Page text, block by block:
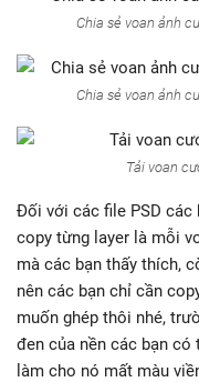
Chia sẻ voan ảnh
Chia sẻ voan ảnh
Tải voan
Đối với các file PSD các
copy từng layer là mỗi
mà các bạn thấy thích,
nên các bạn chỉ cần
muốn ghép thôi nhé,
đen của nền các bạn
làm cho nó mất màu